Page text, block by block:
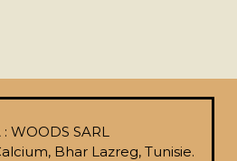
WOODS SARL
Bhar Lazreg, Tunisie.